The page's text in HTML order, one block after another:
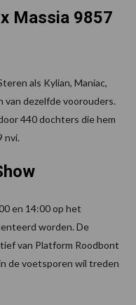
Massia 9857
als Kylian, Maniac,
van dezelfde voorouders.
440 dochters die hem
nvi.
en 14:00 op het
worden. De
van Platform Roodbont
de voetsporen wil treden